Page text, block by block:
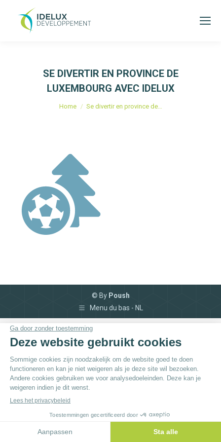
SE DIVERTIR EN PROVINCE DE
LUXEMBOURG AVEC IDELUX
Je bent hier:
Home Se divertir en province de…
© By Poush
Menu du bas - NL